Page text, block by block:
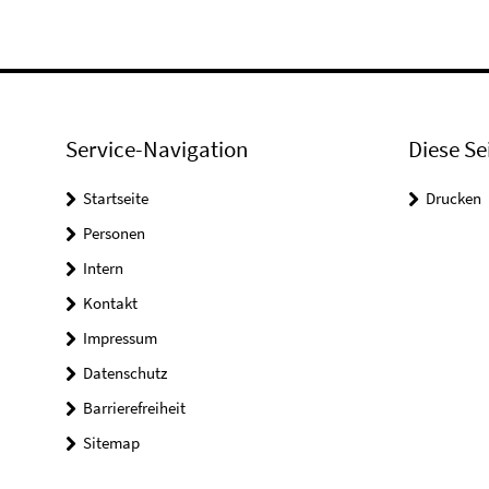
Service-Navigation
Startseite
Personen
Intern
Kontakt
Impressum
Datenschutz
Barrierefreiheit
Sitemap
Diese
Drucken